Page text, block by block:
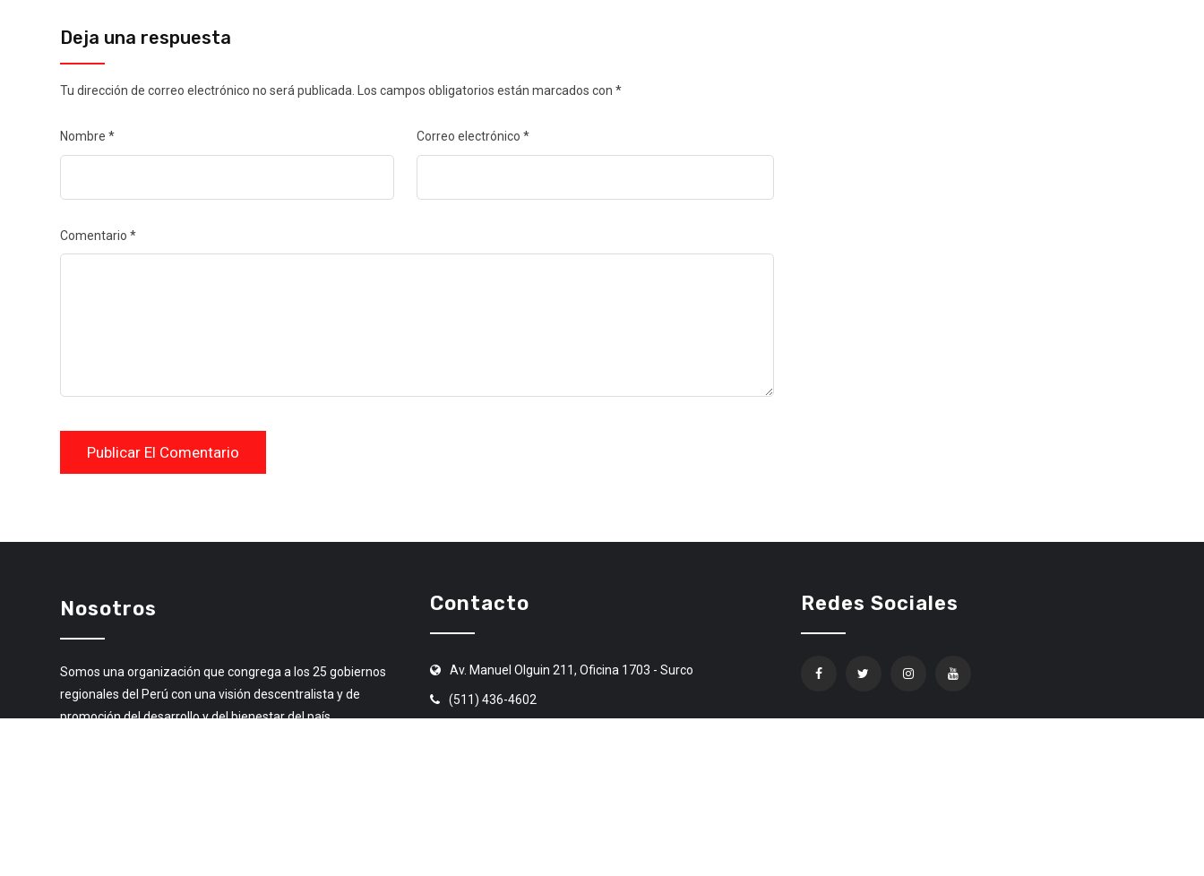
Deja una respuesta
Tu dirección de correo electrónico no será publicada. Los campos obligatorios están marcados con *
Nombre * Correo electrónico*
Comentario *
Nosotros
Somos una organización que congrega a los 25 gobiernos
regionales del Perú con una visión descentralista y de
promoción del desarrollo y del bienestar del país.
Contacto
Av. Manuel Olguin 211, Oficina 1703 - Surco
(511) 436-4602
Redes Sociales